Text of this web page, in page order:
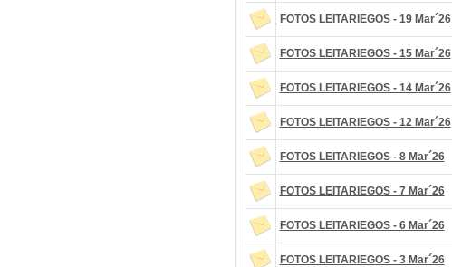
FOTOS LEITARIEGOS - 19 Mar´26
FOTOS LEITARIEGOS - 15 Mar´26
FOTOS LEITARIEGOS - 14 Mar´26
FOTOS LEITARIEGOS - 12 Mar´26
FOTOS LEITARIEGOS - 8 Mar´26
FOTOS LEITARIEGOS - 7 Mar´26
FOTOS LEITARIEGOS - 6 Mar´26
FOTOS LEITARIEGOS - 3 Mar´26